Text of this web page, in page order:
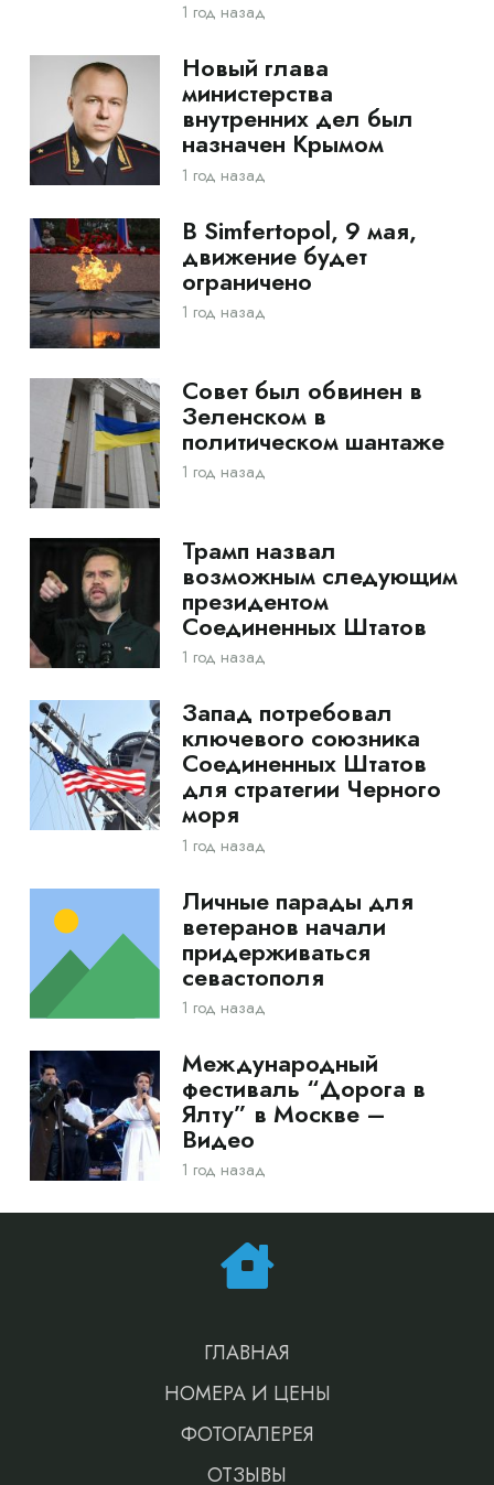
1 год назад
Новый глава
министерства
внутренних дел был
назначен Крымом
1 год назад
В Simfertopol, 9 мая,
движение будет
ограничено
1 год назад
Совет был обвинен в
Зеленском в
политическом шантаже
1 год назад
Трамп назвал
возможным следующим
президентом
Соединенных Штатов
1 год назад
Запад потребовал
ключевого союзника
Соединенных Штатов
для стратегии Черного
моря
1 год назад
Личные парады для
ветеранов начали
придерживаться
севастополя
1 год назад
Международный
фестиваль “Дорога в
Ялту” в Москве –
Видео
1 год назад
ГЛАВНАЯ
НОМЕРА И ЦЕНЫ
ФОТОГАЛЕРЕЯ
ОТЗЫВЫ